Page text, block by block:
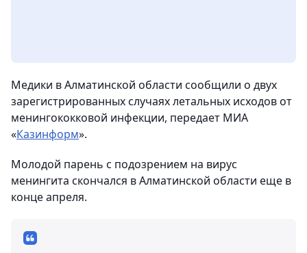
Медики в Алматинской области сообщили о двух
зарегистрированных случаях летальных исходов от
менингококковой инфекции, передает МИА
«Казинформ».
Молодой парень с подозрением на вирус
менингита скончался в Алматинской области еще в
конце апреля.